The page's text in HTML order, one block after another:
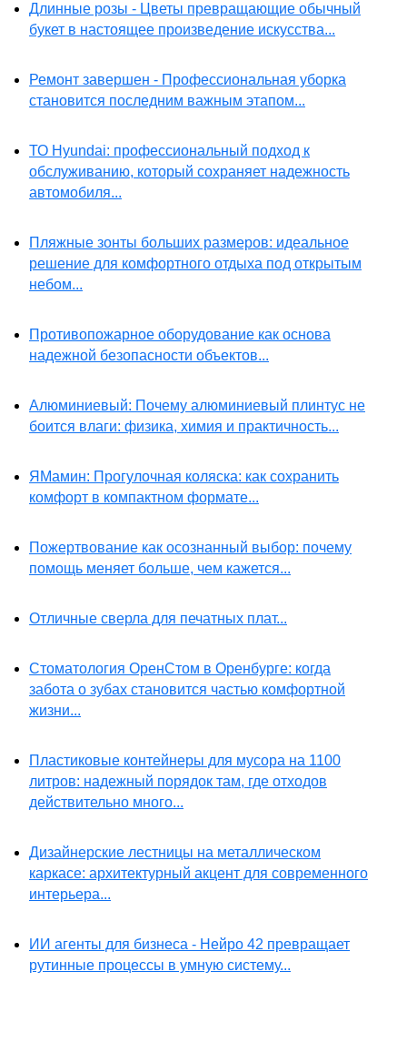
Длинные розы - Цветы превращающие обычный
букет в настоящее произведение искусства...
Ремонт завершен - Профессиональная уборка
становится последним важным этапом...
ТО Hyundai: профессиональный подход к
обслуживанию, который сохраняет надежность
автомобиля...
Пляжные зонты больших размеров: идеальное
решение для комфортного отдыха под открытым
небом...
Противопожарное оборудование как основа
надежной безопасности объектов...
Алюминиевый: Почему алюминиевый плинтус не
боится влаги: физика, химия и практичность...
ЯМамин: Прогулочная коляска: как сохранить
комфорт в компактном формате...
Пожертвование как осознанный выбор: почему
помощь меняет больше, чем кажется...
Отличные сверла для печатных плат...
Стоматология ОренСтом в Оренбурге: когда
забота о зубах становится частью комфортной
жизни...
Пластиковые контейнеры для мусора на 1100
литров: надежный порядок там, где отходов
действительно много...
Дизайнерские лестницы на металлическом
каркасе: архитектурный акцент для современного
интерьера...
ИИ агенты для бизнеса - Нейро 42 превращает
рутинные процессы в умную систему...